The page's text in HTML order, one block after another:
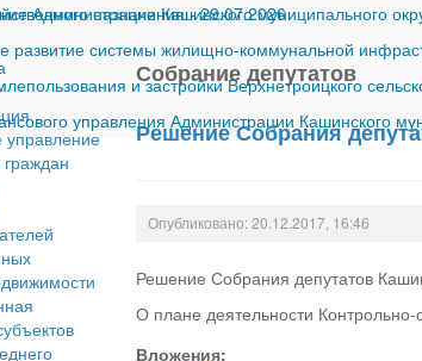
назначения-29.07.2026
Администрации Кашинского муниципального
развитие системы жилищно-коммунальной
и застройки Верхнетроицкого
управления Администрации Кашинского
Собрание депутатов
Решение Собрания
Опубликовано: 20.12.2017, 16:46
Решение Собрания депутатов
О плане деятельности
Вложения: